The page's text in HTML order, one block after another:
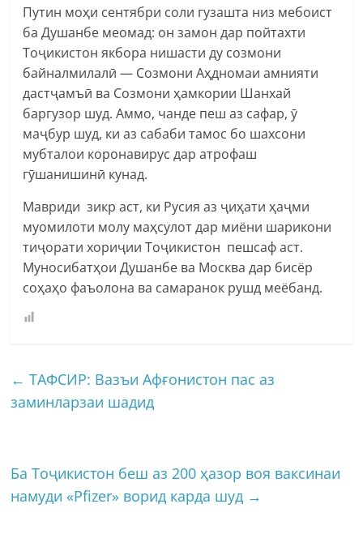
Путин моҳи сентябри соли гузашта низ мебоист
ба Душанбе меомад: он замон дар пойтахти
Тоҷикистон якбора нишасти ду созмони
байналмилалӣ — Созмони Аҳдномаи амнияти
дастҷамъӣ ва Созмони ҳамкории Шанхай
баргузор шуд. Аммо, чанде пеш аз сафар, ӯ
маҷбур шуд, ки аз сабаби тамос бо шахсони
мубталои коронавирус дар атрофаш
гӯшанишинӣ кунад.
Мавриди зикр аст, ки Русия аз ҷиҳати ҳаҷми
муомилоти молу маҳсулот дар миёни шарикони
тиҷорати хориҷии Тоҷикистон пешсаф аст.
Муносибатҳои Душанбе ва Москва дар бисёр
соҳаҳо фаъолона ва самаранок рушд меёбанд.
← ТАФСИР: Вазъи Афғонистон пас аз
заминларзаи шадид
Ба Тоҷикистон беш аз 200 ҳазор воя ваксинаи
намуди «Pfizer» ворид карда шуд →